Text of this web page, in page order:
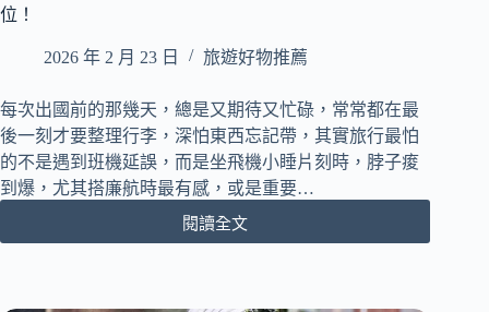
的
定
環
保
杯！
位！
2026 年 2 月 23 日 旅遊好物推薦
每次出國前的那幾天，總是又期待又忙碌，常常都在最
後一刻才要整理行李，深怕東西忘記帶，其實旅行最怕
的不是遇到班機延誤，而是坐飛機小睡片刻時，脖子痠
到爆，尤其搭廉航時最有感，或是重要…
閱讀全文
出